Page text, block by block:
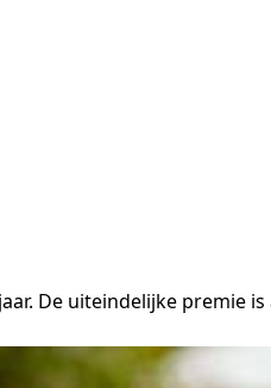
De uiteindelijke premie